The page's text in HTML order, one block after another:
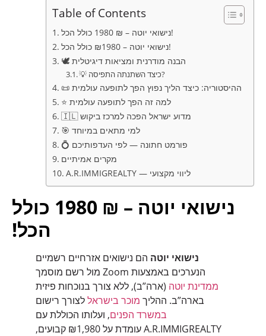
Table of Contents
נישואי יוטה – ₪ 1980 כולל הכל!
נישואי יוטה – ₪1980 כולל הכל!
🕊️ הבנה מודרנית ומציאות דיגיטלית
💡 כיצד השתנתה התפיסה?
📜 ההיסטוריה: כיצד הליך נפוץ הפך לתופעה עולמית
⭐ למה זה הפך לתופעה עולמית
🇮🇱 מדוע ישראל הפכה למרכז ביקוש
🎯 למי מתאים במיוחד
💍 פורמט חתונה — לפי העדפותיכם
מקרים אמיתיים
A.R.IMMIGREALTY — ליווי מקצועי
נישואי יוטה – ₪ 1980 כולל
הכל!
נישואי יוטה הם נישואים אזרחיים רשמיים
הנערכים באמצעות Zoom מול רשם מוסמך
ממדינת יוטה (ארה”ב), ללא צורך בנוכחות פיזית
בארה”ב. ההליך מוכר בישראללצורך רישום
במשרד הפנים, ועלותו הכוללת עם
A.R.IMMIGREALTY עומדת על ₪1,980 קבועים,